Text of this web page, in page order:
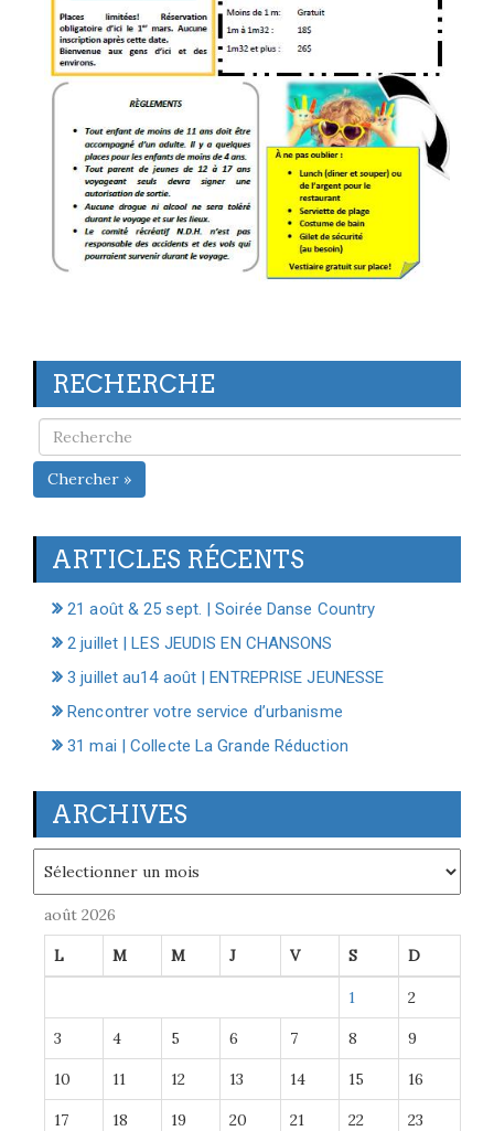
RECHERCHE
Chercher »
ARTICLES RÉCENTS
21 août & 25 sept. | Soirée Danse Country
2 juillet | LES JEUDIS EN CHANSONS
3 juillet au14 août | ENTREPRISE JEUNESSE
Rencontrer votre service d’urbanisme
31 mai | Collecte La Grande Réduction
ARCHIVES
août 2026
L M M J V S D
1 2
3 4 5 6 7 8 9
10 11 12 13 14 15 16
17 18 19 20 21 22 23